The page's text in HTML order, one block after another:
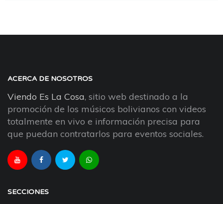
ACERCA DE NOSOTROS
Viendo Es La Cosa, sitio web destinado a la
promoción de los músicos bolivianos con videos
totalmente en vivo e información precisa para
que puedan contratarlos para eventos sociales.
SECCIONES